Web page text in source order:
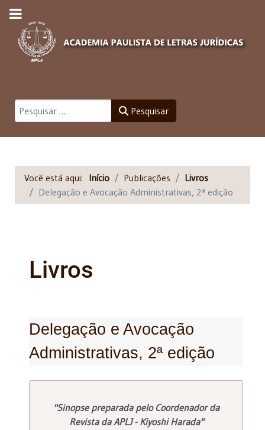
Pesquisar Pesquisar
Você está aqui: Início Publicações
Livros
Delegação e Avocação Administrativas, 2ª edição
Livros
Delegação e Avocação
Administrativas, 2ª edição
"Sinopse preparada pelo Coordenador da
Revista da APLJ - Kiyoshi Harada"